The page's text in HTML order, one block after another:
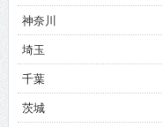
神奈川
埼玉
千葉
茨城